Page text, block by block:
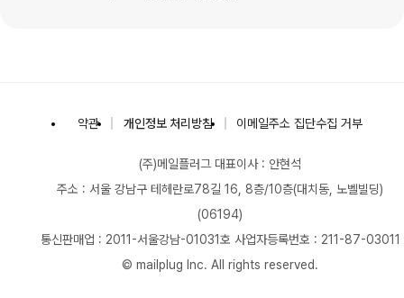
약관 개인정보 처리방침 이메일주소 집단수집 거부
(주)메일플러그 대표이사 : 안현석
주소 : 서울 강남구 테헤란로78길 16, 8층/10층(대치동, 노벨빌딩)
(06194)
통신판매업 : 2011-서울강남-01031호 사업자등록번호 : 211-87-03011
© mailplug Inc. All rights reserved.